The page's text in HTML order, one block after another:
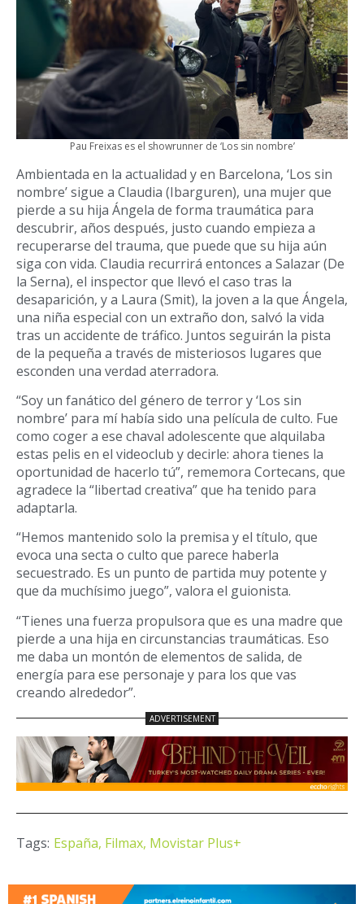
Pau Freixas es el showrunner de ‘Los sin nombre’
Ambientada en la actualidad y en Barcelona, ‘Los sin
nombre’ sigue a Claudia (Ibarguren), una mujer que
pierde a su hija Ángela de forma traumática para
descubrir, años después, justo cuando empieza a
recuperarse del trauma, que puede que su hija aún
siga con vida. Claudia recurrirá entonces a Salazar (De
la Serna), el inspector que llevó el caso tras la
desaparición, y a Laura (Smit), la joven a la que Ángela,
una niña especial con un extraño don, salvó la vida
tras un accidente de tráfico. Juntos seguirán la pista
de la pequeña a través de misteriosos lugares que
esconden una verdad aterradora.
“Soy un fanático del género de terror y ‘Los sin
nombre’ para mí había sido una película de culto. Fue
como coger a ese chaval adolescente que alquilaba
estas pelis en el videoclub y decirle: ahora tienes la
oportunidad de hacerlo tú”, rememora Cortecans, que
agradece la “libertad creativa” que ha tenido para
adaptarla.
“Hemos mantenido solo la premisa y el título, que
evoca una secta o culto que parece haberla
secuestrado. Es un punto de partida muy potente y
que da muchísimo juego”, valora el guionista.
“Tienes una fuerza propulsora que es una madre que
pierde a una hija en circunstancias traumáticas. Eso
me daba un montón de elementos de salida, de
energía para ese personaje y para los que vas
creando alrededor”.
Tags: España, Filmax, Movistar Plus+